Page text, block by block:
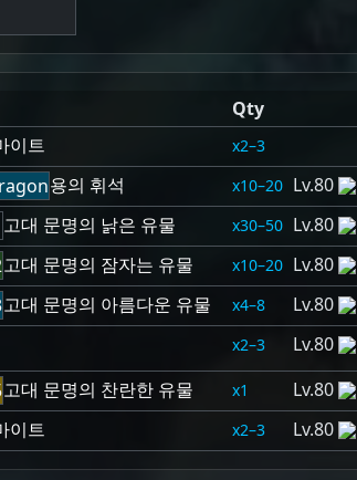
Qty
이트
2–3
용의 휘석
10–20 80
고대 문명의 낡은 유물
30–50 80
고대 문명의 잠자는 유물
10–20 80
고대 문명의 아름다운 유물
4–8 80
2–3 80
고대 문명의 찬란한 유물
1 80
이트
2–3 80